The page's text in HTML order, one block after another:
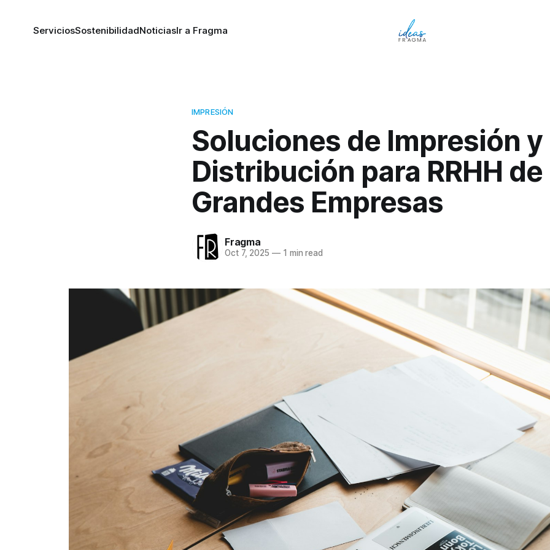
ServiciosSostenibilidadNoticiasIr a Fragma
IMPRESIÓN
Soluciones de Impresión y
Distribución para RRHH de
Grandes Empresas
Fragma
Oct 7, 2025 —1 min read